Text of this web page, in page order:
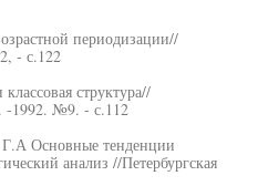
периодизации//
- с.122
структура//
-1992. №9. - с.112
Основные тенденции
анализ //Петербургская